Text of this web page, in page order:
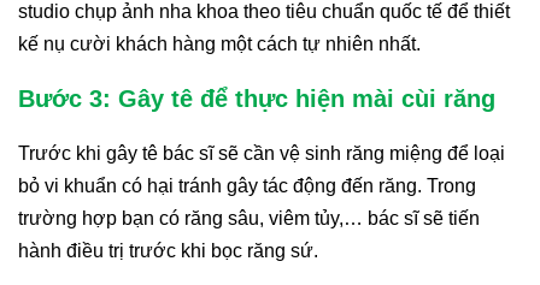
studio chụp ảnh nha khoa theo tiêu chuẩn quốc tế để thiết
kế nụ cười khách hàng một cách tự nhiên nhất.
Bước 3: Gây tê để thực hiện mài cùi răng
Trước khi gây tê bác sĩ sẽ cần vệ sinh răng miệng để loại
bỏ vi khuẩn có hại tránh gây tác động đến răng. Trong
trường hợp bạn có răng sâu, viêm tủy,… bác sĩ sẽ tiến
hành điều trị trước khi bọc răng sứ.